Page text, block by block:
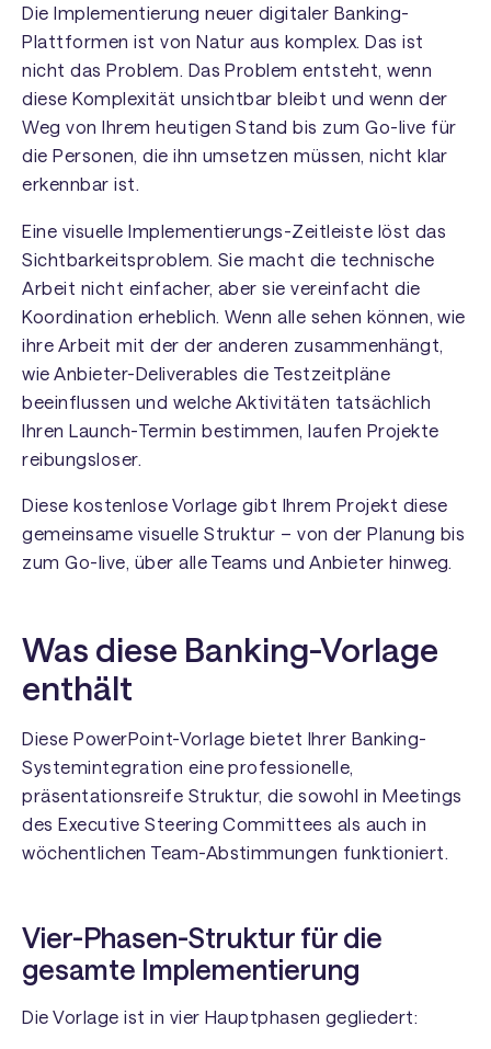
Die Implementierung neuer digitaler Banking-
Plattformen ist von Natur aus komplex. Das ist
nicht das Problem. Das Problem entsteht, wenn
diese Komplexität unsichtbar bleibt und wenn der
Weg von Ihrem heutigen Stand bis zum Go-live für
die Personen, die ihn umsetzen müssen, nicht klar
erkennbar ist.
Eine visuelle Implementierungs-Zeitleiste löst das
Sichtbarkeitsproblem. Sie macht die technische
Arbeit nicht einfacher, aber sie vereinfacht die
Koordination erheblich. Wenn alle sehen können, wie
ihre Arbeit mit der der anderen zusammenhängt,
wie Anbieter-Deliverables die Testzeitpläne
beeinflussen und welche Aktivitäten tatsächlich
Ihren Launch-Termin bestimmen, laufen Projekte
reibungsloser.
Diese kostenlose Vorlage gibt Ihrem Projekt diese
gemeinsame visuelle Struktur – von der Planung bis
zum Go-live, über alle Teams und Anbieter hinweg.
Was diese Banking-Vorlage
enthält
Diese PowerPoint-Vorlage bietet Ihrer Banking-
Systemintegration eine professionelle,
präsentationsreife Struktur, die sowohl in Meetings
des Executive Steering Committees als auch in
wöchentlichen Team-Abstimmungen funktioniert.
Vier-Phasen-Struktur für die
gesamte Implementierung
Die Vorlage ist in vier Hauptphasen gegliedert: